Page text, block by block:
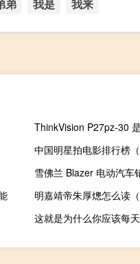
弟 我是 我来
ThinkVision P27pz-30
中国明星拍电影排行榜
雪佛兰 Blazer 电动汽车
明嘉靖帝朱厚熜怎么读（
这就是为什么你应该每